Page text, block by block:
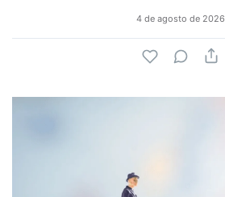
4 de agosto de 2026